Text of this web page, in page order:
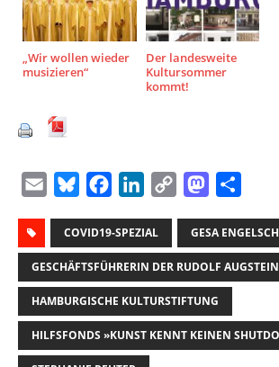
„Wir wollen wieder
musizieren“
Der landesweite
Kultursommer
kommt!
i
l
u
e
s
k
y
c
e
b
o
o
k
n
k
e
d
I
n
y
L
i
n
M
s
t
o
d
o
i
l
e
COVID19-SPEZIAL GESA
GESCHÄFTSFÜHRERIN DER RUDOLF
HAMBURGISCHE KULTURSTIFTUNG
HILFSFONDS »KUNST KENNT KEINEN